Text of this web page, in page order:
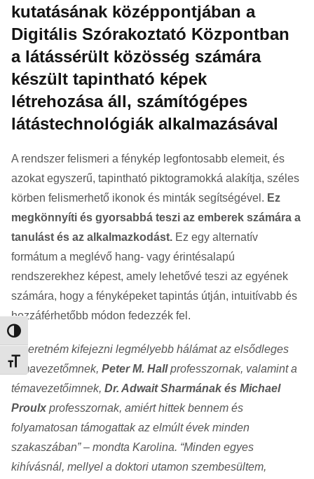
Nagy kontraszt váltása
Betűméret váltása
kutatásának középpontjában a
Digitális Szórakoztató Központban
a látássérült közösség számára
készült tapintható képek
létrehozása áll, számítógépes
látástechnológiák alkalmazásával
A rendszer felismeri a fénykép legfontosabb elemeit, és
azokat egyszerű, tapintható piktogramokká alakítja, széles
körben felismerhető ikonok és minták segítségével. Ez
megkönnyíti és gyorsabbá teszi az emberek számára a
tanulást és az alkalmazkodást. Ez egy alternatív
formátum a meglévő hang- vagy érintésalapú
rendszerekhez képest, amely lehetővé teszi az egyének
számára, hogy a fényképeket tapintás útján, intuitívabb és
hozzáférhetőbb módon fedezzék fel.
“Szeretném kifejezni legmélyebb hálámat az elsődleges
témavezetőmnek, Peter M. Hallprofesszornak, valamint a
témavezetőimnek, Dr. Adwait Sharmának és Michael
Proulx professzornak, amiért hittek bennem és
folyamatosan támogattak az elmúlt évek minden
szakaszában” – mondta Karolina. “Minden egyes
kihívásnál, mellyel a doktori utamon szembesültem,